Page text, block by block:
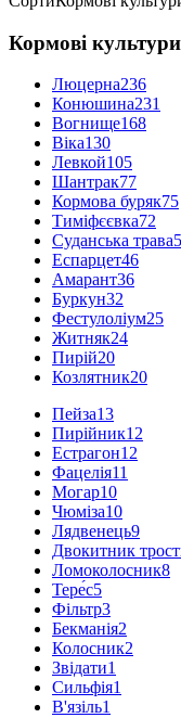
Кормові культури
Люцерна236
Конюшина231
Вогнище168
Віка130
Левкой105
Шантрак77
Кормова буряк75
Тиміфєєвка72
Суданська трава
Еспарцет46
Амарант36
Буркун32
Фестулоліум25
Житняк24
Пирій20
Козлятник20
Пейза13
Пирійник12
Естрагон12
Фацелія11
Могар10
Чюміза10
Лядвенець9
Двокитник
Ломоколосник8
Тере́с5
Фільтр3
Бекманія2
Колосник2
Звідати1
Сильфія1
В'язіль1